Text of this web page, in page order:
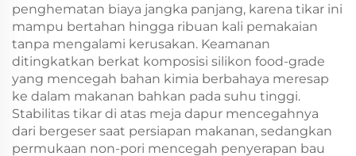
penghematan biaya jangka panjang, karena tikar ini
mampu bertahan hingga ribuan kali pemakaian
tanpa mengalami kerusakan. Keamanan
ditingkatkan berkat komposisi silikon food-grade
yang mencegah bahan kimia berbahaya meresap
ke dalam makanan bahkan pada suhu tinggi.
Stabilitas tikar di atas meja dapur mencegahnya
dari bergeser saat persiapan makanan, sedangkan
permukaan non-pori mencegah penyerapan bau